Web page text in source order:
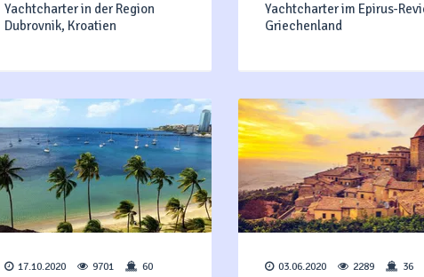
Yachtcharter in der Region
Dubrovnik, Kroatien
Yachtcharter im Epirus-
Griechenland
17.10.2020 9701 60 03.06.2020 2289 36